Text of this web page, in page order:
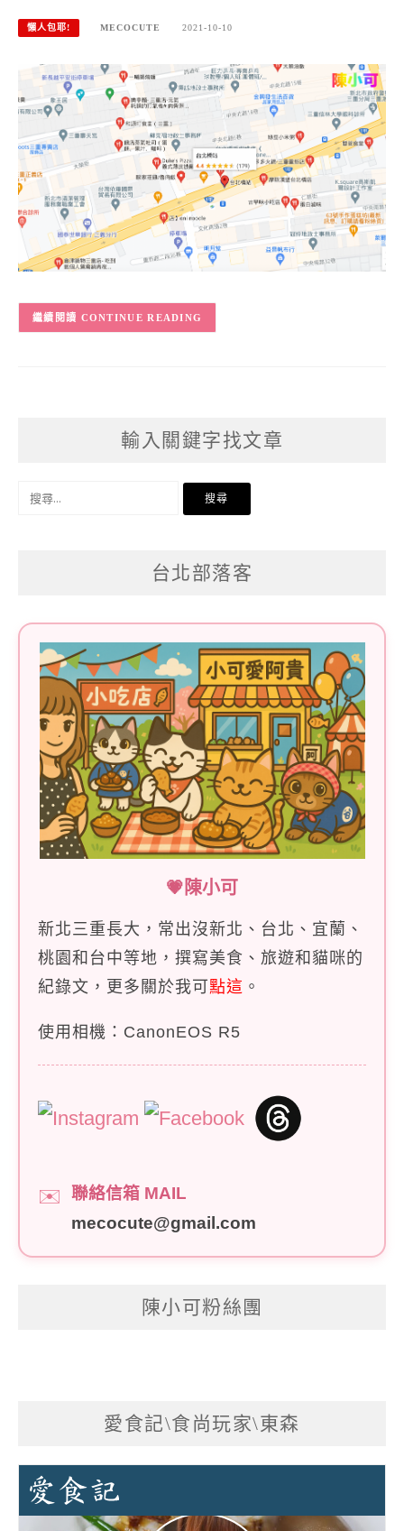
懶人包耶! MECOCUTE 2021-10-10
CONTINUE READING
輸入關鍵字找文章
搜
台北部落客
💗陳小可
新北三重長大，常出沒新北、台北、宜蘭、
桃園和台中等地，撰寫美食、旅遊和貓咪的
紀錄文，更多關於我可點這 。
使用相機：CanonEOS R5
✉️
聯絡信箱 MAIL
mecocute@gmail.com
陳小可粉絲團
愛食記\食尚玩家\東森